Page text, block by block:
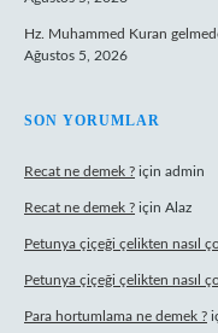
Hz. Muhammed Kuran
Ağustos 5, 2026
SON YORUMLAR
Recat ne demek ? için admin
Recat ne demek ? için Alaz
Petunya çiçeği çelikten nasıl
Petunya çiçeği çelikten nasıl
Para hortumlama ne demek ?